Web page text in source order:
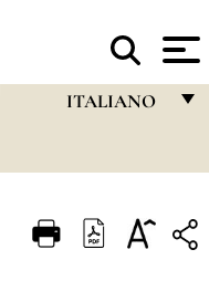
ITALIANO
ITALIANO